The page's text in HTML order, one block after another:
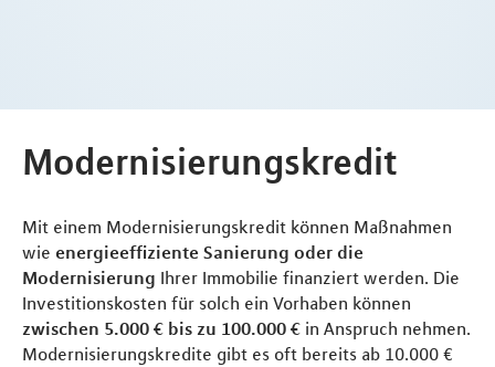
Modernisierungskredit
Mit einem Modernisierungskredit können Maßnahmen
wie energieeffiziente Sanierung oder die
Modernisierung Ihrer Immobilie finanziert werden. Die
Investitionskosten für solch ein Vorhaben können
zwischen 5.000 € bis zu 100.000 € in Anspruch nehmen.
Modernisierungskredite gibt es oft bereits ab 10.000 €